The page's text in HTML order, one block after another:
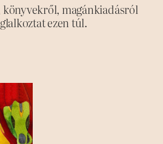
magánkiadásról
ezen túl.